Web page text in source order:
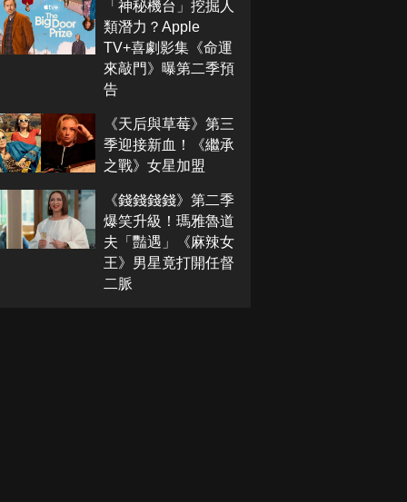
「神秘機台」挖掘人
類潛力？Apple
TV+喜劇影集《命運
來敲門》曝第二季預
告
《天后與草莓》第三
季迎接新血！《繼承
之戰》女星加盟
《錢錢錢錢》第二季
爆笑升級！瑪雅魯道
夫「豔遇」《麻辣女
王》男星竟打開任督
二脈